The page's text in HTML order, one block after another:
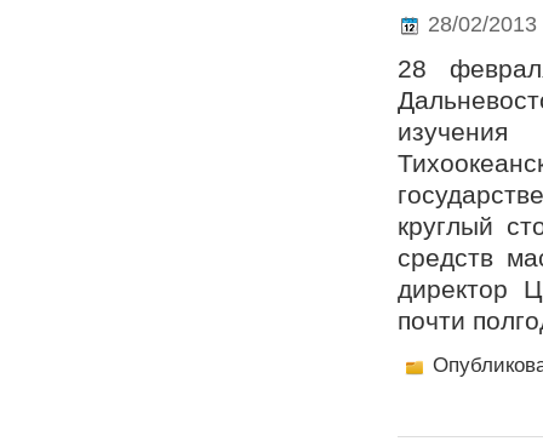
28/02/2013
28
круглый
средств
директор
почти